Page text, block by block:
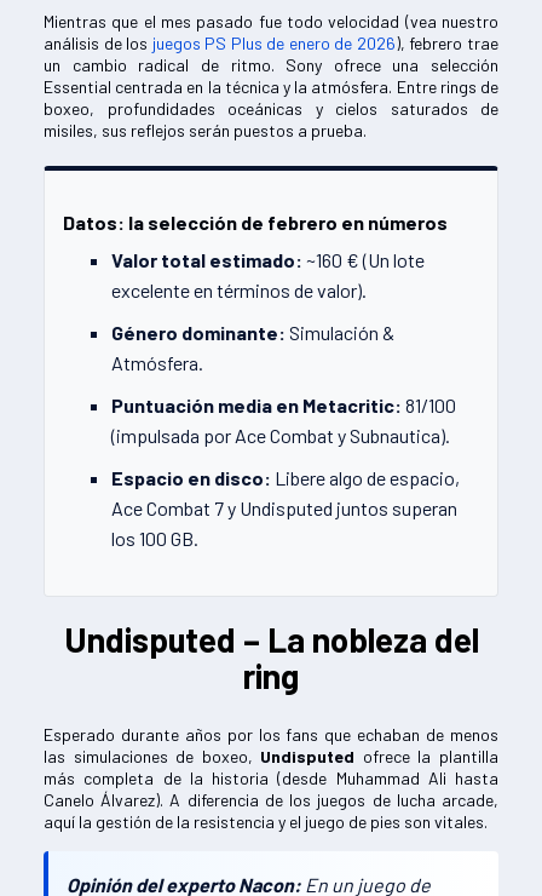
Mientras que el mes pasado fue todo velocidad (vea nuestro
análisis de los juegos PS Plus de enero de 2026), febrero trae
un cambio radical de ritmo. Sony ofrece una selección
Essential centrada en la técnica y la atmósfera. Entre rings de
boxeo, profundidades oceánicas y cielos saturados de
misiles, sus reflejos serán puestos a prueba.
Datos: la selección de febrero en números
Valor total estimado: ~160 € (Un lote
excelente en términos de valor).
Género dominante: Simulación &
Atmósfera.
Puntuación media en Metacritic: 81/100
(impulsada por Ace Combat y Subnautica).
Espacio en disco: Libere algo de espacio,
Ace Combat 7 y Undisputed juntos superan
los 100 GB.
Undisputed – La nobleza del
ring
Esperado durante años por los fans que echaban de menos
las simulaciones de boxeo, Undisputed ofrece la plantilla
más completa de la historia (desde Muhammad Ali hasta
Canelo Álvarez). A diferencia de los juegos de lucha arcade,
aquí la gestión de la resistencia y el juego de pies son vitales.
Opinión del experto Nacon: En un juego de